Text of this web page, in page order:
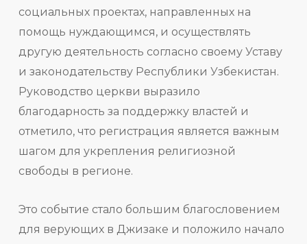
социальных проектах, направленных на
помощь нуждающимся, и осуществлять
другую деятельность согласно своему Уставу
и законодательству Республики Узбекистан.
Руководство церкви выразило
благодарность за поддержку властей и
отметило, что регистрация является важным
шагом для укрепления религиозной
свободы в регионе.
Это событие стало большим благословением
для верующих в Джизаке и положило начало